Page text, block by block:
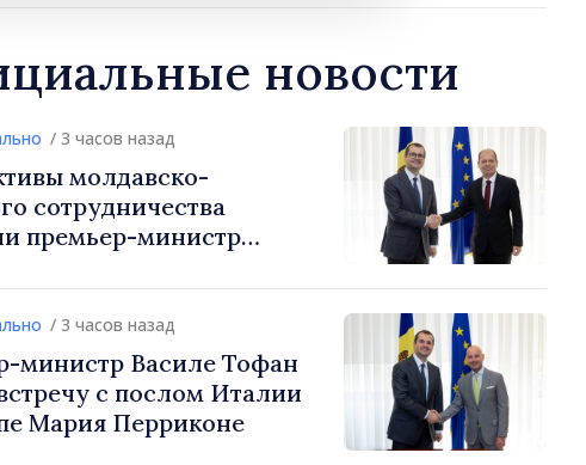
новости
/ 3 часов назад
молдавско-
сотрудничества
премьер-министр
/ 3 часов назад
министр Василе Тофан
с послом Италии
Мария Перриконе